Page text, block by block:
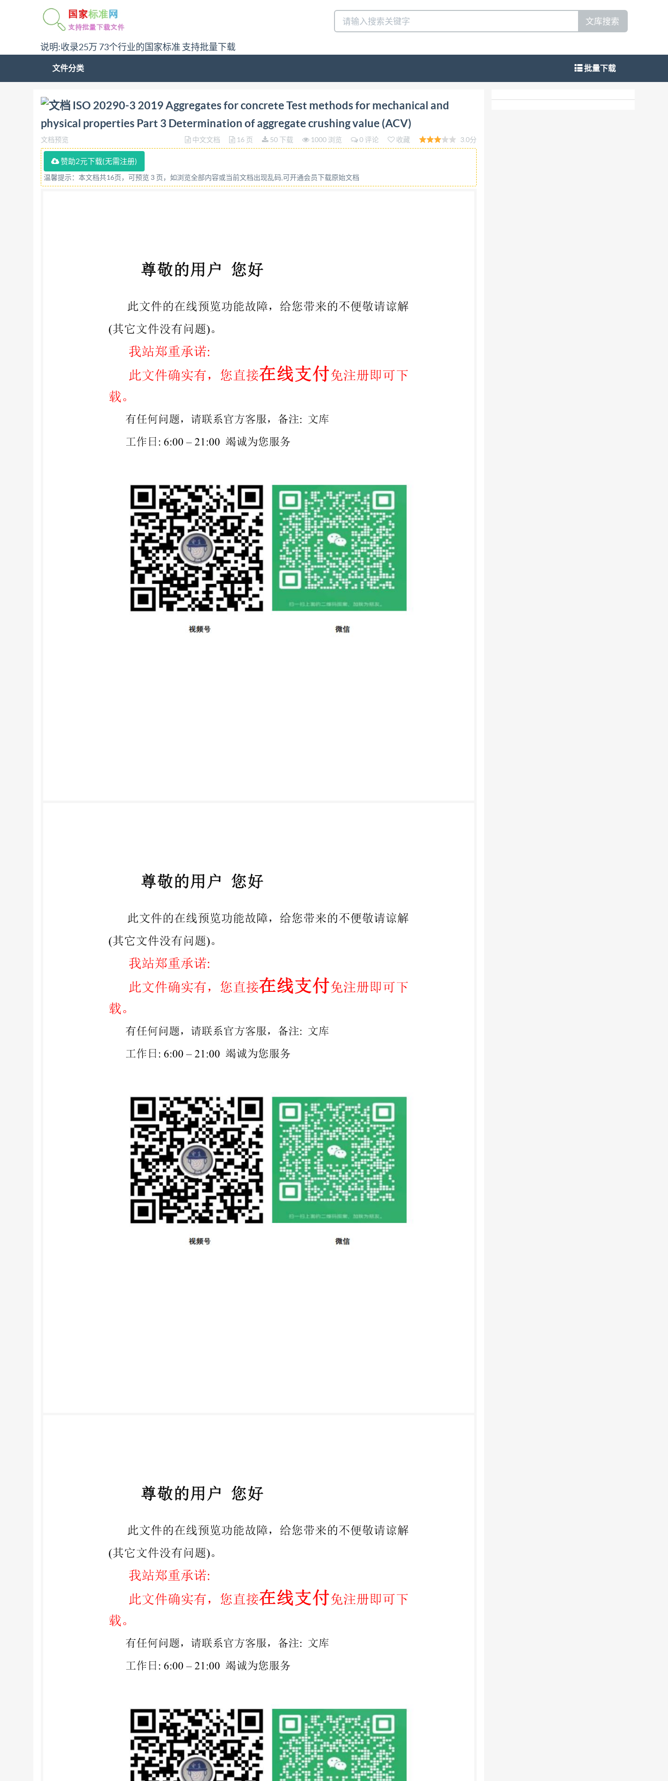
说明:收录25万 73个行业的国家标准 支持批量下载
文库搜索
文件分类 批量下载
问:哪里下载ISO 20290-3 2019 Aggregates for concrete Test methods for mechanical and physical properties Part 3 Determination of aggregate crushing
value (ACV)答:请联系微信:siduwenku
ISO 20290-3 2019 Aggregates for concrete Test methods for mechanical and
physical properties Part 3 Determination of aggregate crushing value (ACV)
文档预览 中文文档 16 页 50 下载 1000 浏览 0 评论 收藏 3.0分
赞助2元下载(无需注册)
温馨提示：本文档共16页，可预览 3 页，如浏览全部内容或当前文档出现乱码,可开通会员下载原始文档